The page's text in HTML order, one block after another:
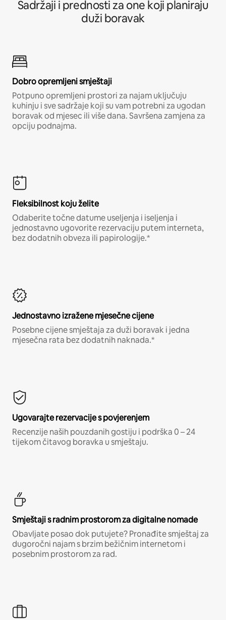
Sadržaji i prednosti za one koji planiraju
duži boravak
Dobro opremljeni smještaji
Potpuno opremljeni prostori za najam uključuju
kuhinju i sve sadržaje koji su vam potrebni za ugodan
boravak od mjesec ili više dana. Savršena zamjena za
opciju podnajma.
Fleksibilnost koju želite
Odaberite točne datume useljenja i iseljenja i
jednostavno ugovorite rezervaciju putem interneta,
bez dodatnih obveza ili papirologije.*
Jednostavno izražene mjesečne cijene
Posebne cijene smještaja za duži boravak i jedna
mjesečna rata bez dodatnih naknada.*
Ugovarajte rezervacije s povjerenjem
Recenzije naših pouzdanih gostiju i podrška 0 – 24
tijekom čitavog boravka u smještaju.
Smještaji s radnim prostorom za digitalne nomade
Obavljate posao dok putujete? Pronađite smještaj za
dugoročni najam s brzim bežičnim internetom i
posebnim prostorom za rad.